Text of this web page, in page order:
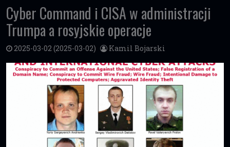
Cyber Command i CISA w administracji
Trumpa a rosyjskie operacje
2025-03-02 (2025-03-02) Kamil Bojarski